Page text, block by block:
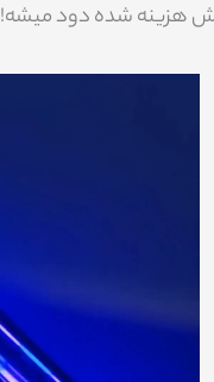
هزینه شده دود میشه!